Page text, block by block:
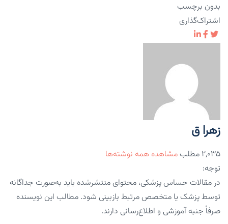
بدون برچسب
اشتراک‌گذاری
زهرا ق
۲,۰۳۵ مطلب
مشاهده همه نوشته‌ها
توجه:
در مقالات حساس پزشکی، محتوای منتشرشده باید به‌صورت جداگانه
توسط پزشک یا متخصص مرتبط بازبینی شود. مطالب این نویسنده
صرفاً جنبه آموزشی و اطلاع‌رسانی دارند.